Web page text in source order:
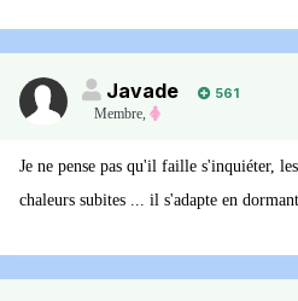
Javade
561
Membre,
Je ne pense pas qu'il faille s'inquiéter,
chaleurs subites ... il s'adapte en